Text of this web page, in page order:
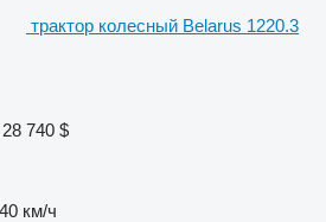
трактор колесный Belarus 1220.3
740 $
40 км/ч